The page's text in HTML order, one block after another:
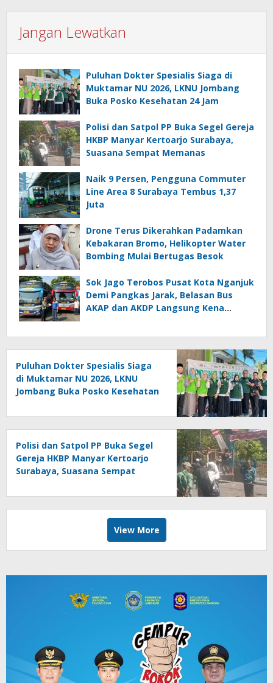
Jangan Lewatkan
Puluhan Dokter Spesialis Siaga di
Muktamar NU 2026, LKNU Jombang
Buka Posko Kesehatan 24 Jam
Polisi dan Satpol PP Buka Segel Gereja
HKBP Manyar Kertoarjo Surabaya,
Suasana Sempat Memanas
Naik 9 Persen, Pengguna Commuter
Line Area 8 Surabaya Tembus 1,37
Juta
Drone Terus Dikerahkan Padamkan
Kebakaran Bromo, Helikopter Water
Bombing Mulai Bertugas Besok
Sok Jago Terobos Pusat Kota Nganjuk
Demi Pangkas Jarak, Belasan Bus
AKAP dan AKDP Langsung Kena
Puluhan Dokter Spesialis Siaga
di Muktamar NU 2026, LKNU
Jombang Buka Posko Kesehatan
Polisi dan Satpol PP Buka Segel
Gereja HKBP Manyar Kertoarjo
Surabaya, Suasana Sempat
View More